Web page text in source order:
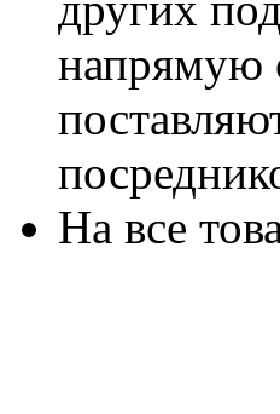
напрямую
На все